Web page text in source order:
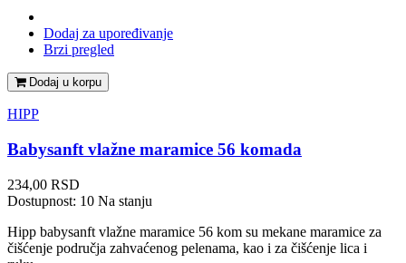
Dodaj za upoređivanje
Brzi pregled
Dodaj u korpu
HIPP
Babysanft vlažne maramice 56 komada
Cena
234,00 RSD
Dostupnost: 10 Na stanju
Hipp babysanft vlažne maramice 56 kom su mekane maramice za
čišćenje područja zahvaćenog pelenama, kao i za čišćenje lica i